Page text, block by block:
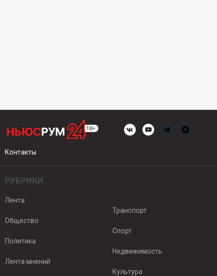
Контакты
РУБРИКИ
Лента
Общество
Политика
Лента мнений
Транспорт
Спорт
Недвижимость
Культура